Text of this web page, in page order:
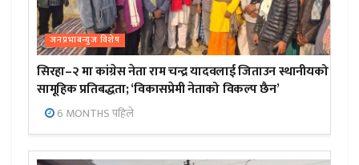
जनप्रभाबन्युज विशेष
सिरहा–२ मा कांग्रेस नेता राम चन्द्र यादवलाई जिताउन स्थानीयको
सामूहिक प्रतिबद्धता; ‘विकासप्रेमी नेताको विकल्प छैन’
6 MONTHS पहिले